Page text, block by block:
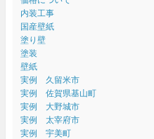
内装工事
国産壁紙
塗り壁
塗装
壁紙
実例 久留米市
実例 佐賀県基山町
実例 大野城市
実例 太宰府市
実例 宇美町